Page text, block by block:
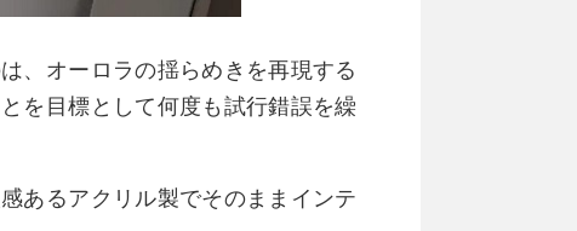
、オーロラの揺らめきを再現する
を目標として何度も試行錯誤を繰
あるアクリル製でそのままインテ